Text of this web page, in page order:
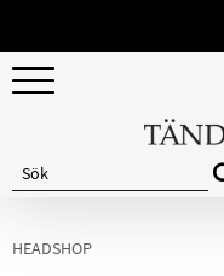
Meny
HEADSHOP